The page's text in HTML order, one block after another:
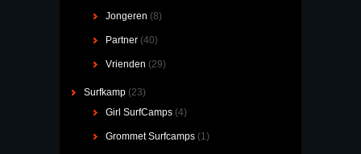
Jongeren (8)
Partner (40)
Vrienden (29)
Surfkamp (23)
Girl SurfCamps (4)
Grommet Surfcamps (1)